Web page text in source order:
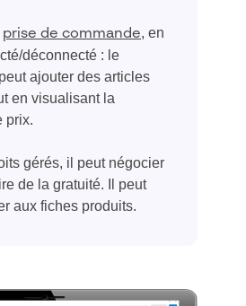
prise de commande, en
déconnecté : le
ajouter des articles
en visualisant la
prix.
gérés, il peut négocier
de la gratuité. Il peut
aux fiches produits.